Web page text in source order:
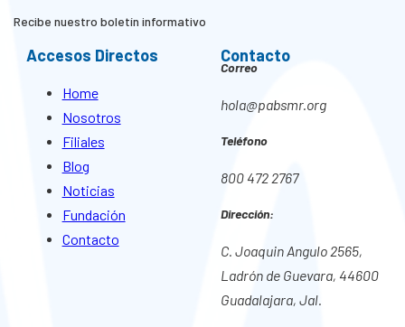
Recibe nuestro boletín informativo
Accesos Directos
Home
Nosotros
Filiales
Blog
Noticias
Fundación
Contacto
Contacto
Correo
hola@pabsmr.org
Teléfono
800 472 2767
Dirección:
C. Joaquin Angulo 2565,
Ladrón de Guevara, 44600
Guadalajara, Jal.